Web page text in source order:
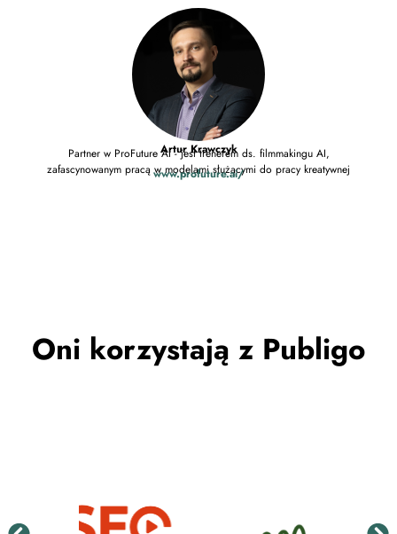
Artur Krawczyk
Partner w ProFuture AI - jest trenerem ds. filmmakingu AI,
zafascynowanym pracą w modelami służącymi do pracy kreatywnej
www.profuture.ai/
Oni korzystają z Publigo